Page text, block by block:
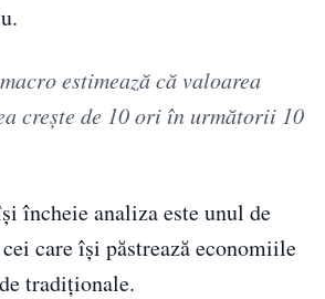
estimează că valoarea
crește de 10 ori în următorii 10
încheie analiza este unul de
care își păstrează economiile
tradiționale.